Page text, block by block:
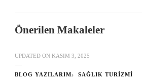
Önerilen Makaleler
UPDATED ON KASIM 3, 2025
BLOG YAZILARIM SAĞLIK TURIZMI